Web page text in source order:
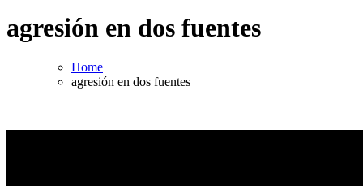
agresión en dos fuentes
Home
agresión en dos fuentes